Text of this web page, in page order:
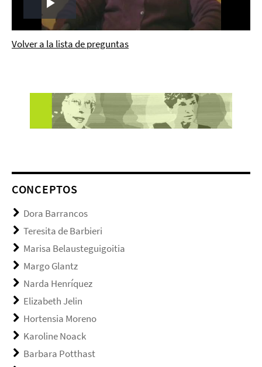
Play
Video
Volver a la lista de preguntas
CONCEPTOS
Dora Barrancos
Teresita de Barbieri
Marisa Belausteguigoitia
Margo Glantz
Narda Henríquez
Elizabeth Jelin
Hortensia Moreno
Karoline Noack
Barbara Potthast